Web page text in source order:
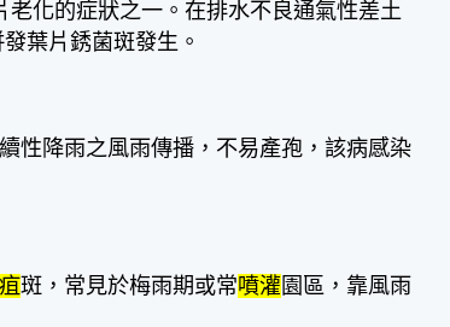
化的症狀之一。在排水不良通氣性差土
葉片銹菌斑發生。
性降雨之風雨傳播，不易產孢，該病感染
斑，常見於梅雨期或常噴灌 園區，靠風雨